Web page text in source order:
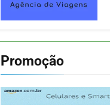
Promoção